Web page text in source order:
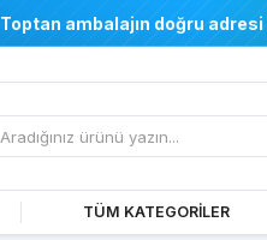
Toptan ambalajın doğru adresi
TÜM KATEGORİLER